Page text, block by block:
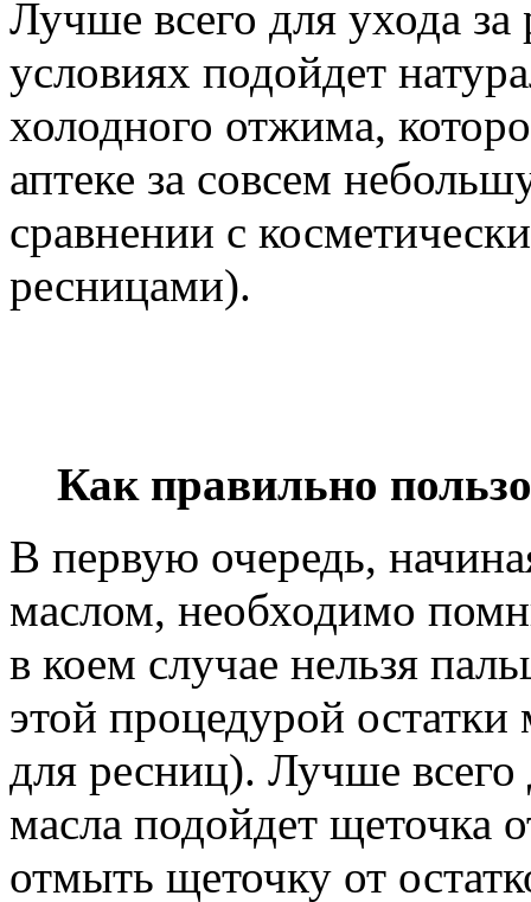
Лучше всего для ухода
условиях подойдет
холодного отжима,
аптеке за совсем
сравнении с
ресницами).
Как правильно
В первую очередь,
маслом, необходимо
в коем случае нельзя
этой процедурой
для ресниц). Лучше всего
масла подойдет щеточка
отмыть щеточку от